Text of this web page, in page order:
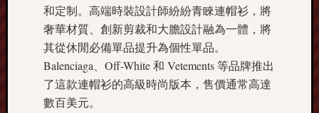
和定制。高端時裝設計師紛紛青睞連帽衫，將
奢華材質、創新剪裁和大膽設計融為一體，將
其從休閒必備單品提升為個性單品。
Balenciaga、Off-White 和 Vetements 等品牌推出
了這款連帽衫的高級時尚版本，售價通常高達
數百美元。